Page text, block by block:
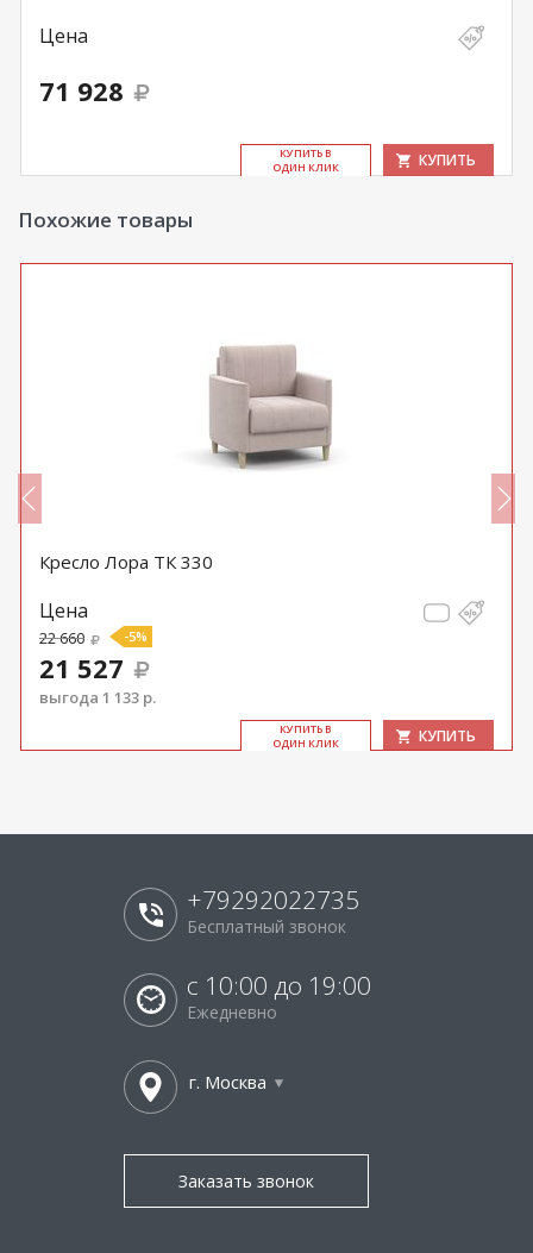
Цена
71 928
КУ­ПИТЬ В
ОДИН КЛИК
КУПИТЬ
Похожие товары
Кресло Лора ТК 330
Цена
22 660 -5%
21 527
выгода 1 133 р.
КУ­ПИТЬ В
ОДИН КЛИК
КУПИТЬ
+79292022735
Бесплатный звонок
с 10:00 до 19:00
Ежедневно
г. Москва
Заказать звонок